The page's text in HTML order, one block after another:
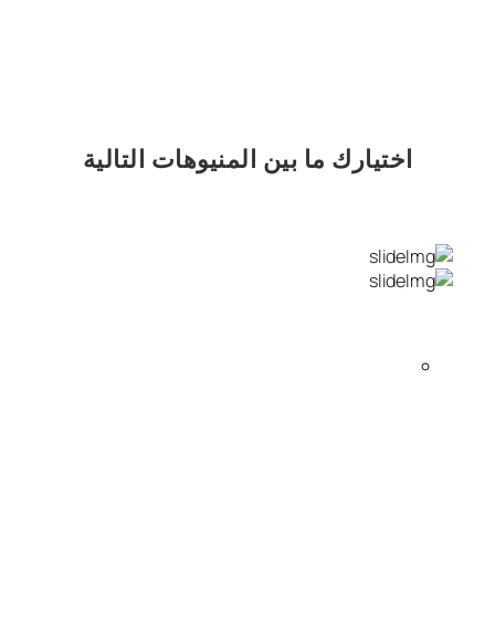
اختيارك ما بين المنيوهات التالية